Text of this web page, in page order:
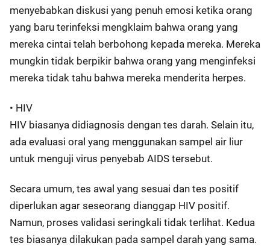
menyebabkan diskusi yang penuh emosi ketika orang
yang baru terinfeksi mengklaim bahwa orang yang
mereka cintai telah berbohong kepada mereka. Mereka
mungkin tidak berpikir bahwa orang yang menginfeksi
mereka tidak tahu bahwa mereka menderita herpes.
• HIV
HIV biasanya didiagnosis dengan tes darah. Selain itu,
ada evaluasi oral yang menggunakan sampel air liur
untuk menguji virus penyebab AIDS tersebut.
Secara umum, tes awal yang sesuai dan tes positif
diperlukan agar seseorang dianggap HIV positif.
Namun, proses validasi seringkali tidak terlihat. Kedua
tes biasanya dilakukan pada sampel darah yang sama.